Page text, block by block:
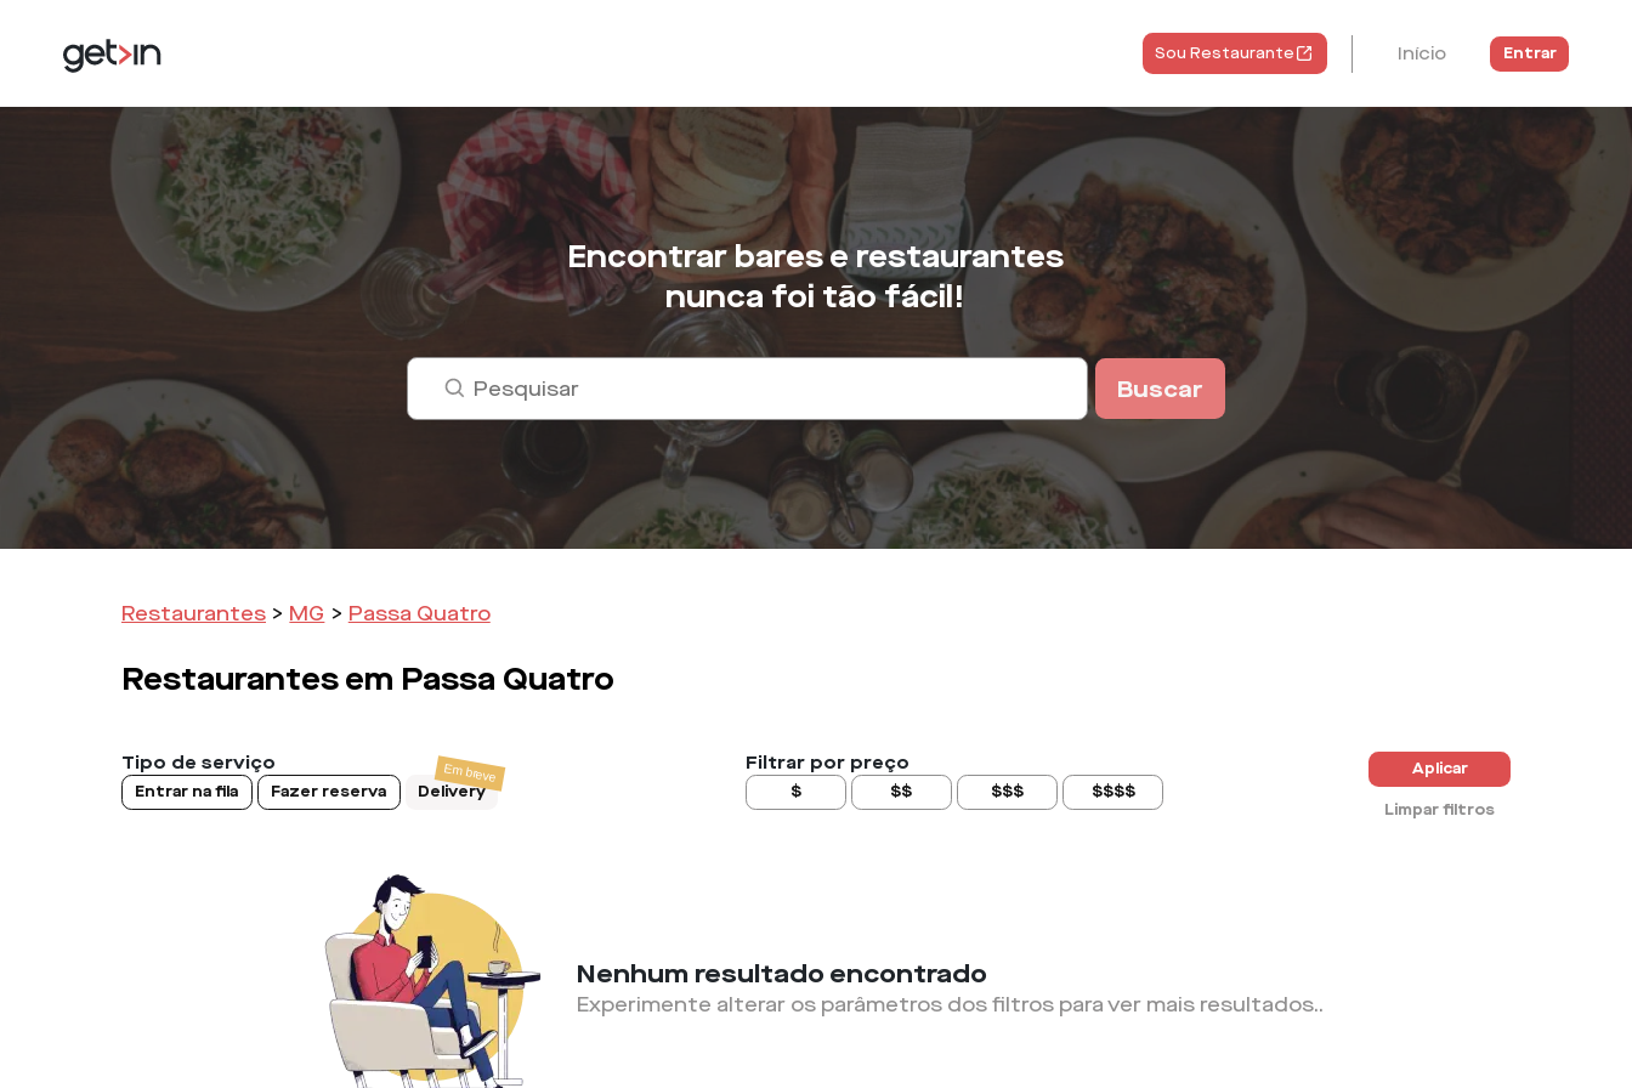
Sou Restaurante Início Entrar
Encontrar bares e restaurantes
nunca foi tão fácil!
Buscar
Restaurantes > MG > Passa Quatro
Restaurantes em Passa Quatro
Tipo de serviço
Entrar na fila Fazer reserva Delivery
Filtrar por preço
$ $$ $$$ $$$$
Aplicar
Limpar filtros
Nenhum resultado encontrado
Experimente alterar os parâmetros dos filtros para ver mais resultados..